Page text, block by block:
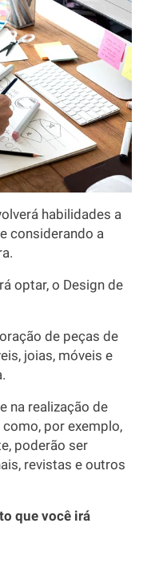
habilidades a
considerando a
optar, o Design de
de peças de
joias, móveis e
na realização de
por exemplo,
poderão ser
revistas e outros
que você irá